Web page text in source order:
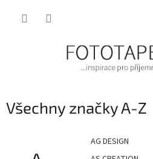
Všechny značky A-Z
AG DESIGN